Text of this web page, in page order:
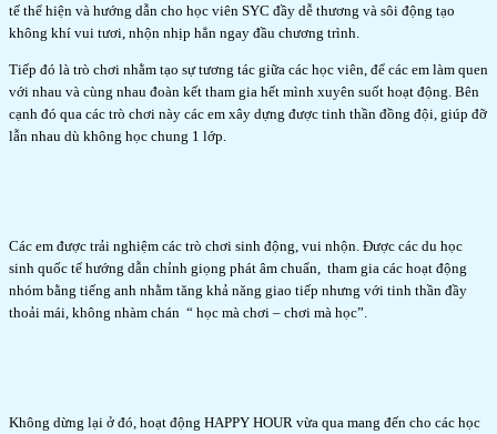
tế thể hiện và hướng dẫn cho học viên SYC đầy dễ thương và sôi động tạo
không khí vui tươi, nhộn nhịp hẳn ngay đầu chương trình.
Tiếp đó là trò chơi nhằm tạo sự tương tác giữa các học viên, để các em làm quen
với nhau và cùng nhau đoàn kết tham gia hết mình xuyên suốt hoạt động. Bên
cạnh đó qua các trò chơi này các em xây dựng được tinh thần đồng đội, giúp đỡ
lẫn nhau dù không học chung 1 lớp.
Các em được trải nghiệm các trò chơi sinh động, vui nhộn. Được các du học
sinh quốc tế hướng dẫn chỉnh giọng phát âm chuẩn, tham gia các hoạt động
nhóm bằng tiếng anh nhằm tăng khả năng giao tiếp nhưng với tinh thần đầy
thoải mái, không nhàm chán “ học mà chơi – chơi mà học”.
Không dừng lại ở đó, hoạt động HAPPY HOUR vừa qua mang đến cho các học